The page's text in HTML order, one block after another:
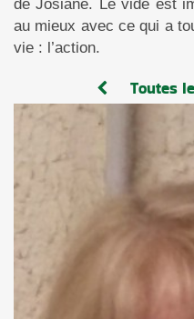
de Josiane. Le vide est
au mieux avec ce qui a
vie : l’action.
Toutes